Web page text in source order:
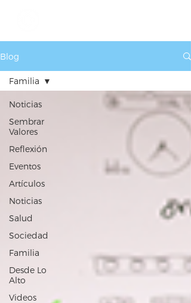
Blog
Noticias
Sembrar
Valores
Reflexión
Eventos
Artículos
Noticias
Salud
Sociedad
Familia
Desde Lo
Alto
Videos
Familia